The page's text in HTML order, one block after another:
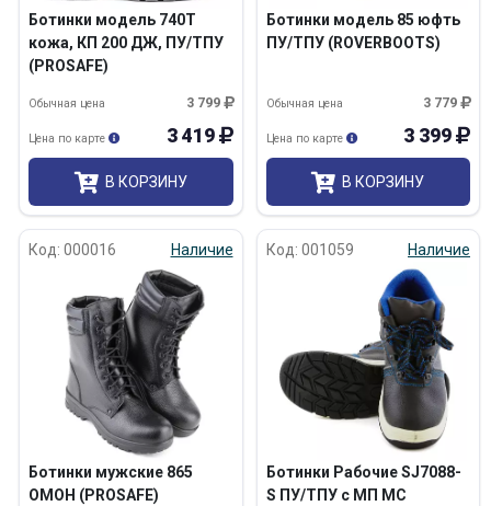
Ботинки модель 740Т
кожа, КП 200 ДЖ, ПУ/ТПУ
(PROSAFE)
3 799
Обычная цена
3 419
Цена по карте
В КОРЗИНУ
Ботинки модель 85 юфть
ПУ/ТПУ (ROVERBOOTS)
3 779
Обычная цена
3 399
Цена по карте
В КОРЗИНУ
Код: 000016 Наличие
Ботинки мужские 865
ОМОН (PROSAFE)
Код: 001059 Наличие
Ботинки Рабочие SJ7088-
S ПУ/ТПУ с МП МС